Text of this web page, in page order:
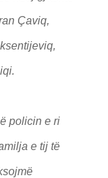
Çaviq,
policin e ri
e tij të